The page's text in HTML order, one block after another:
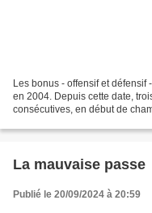
Les bonus - offensif et défensif
en 2004. Depuis cette date,
consécutives, en début de
La mauvaise passe
Publié le 20/09/2024 à 20:59